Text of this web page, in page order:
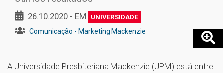
26.10.2020 - EM UNIVERSIDADE
Comunicação - Marketing Mackenzie
A Universidade Presbiteriana Mackenzie (UPM) está entre